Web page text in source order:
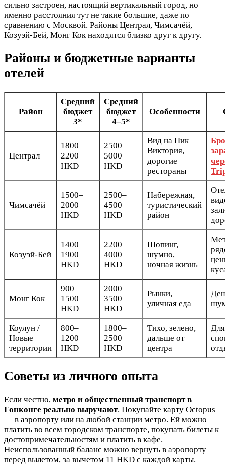
сильно застроен, настоящий вертикальный город, но
именно расстояния тут не такие большие, даже по
сравнению с Москвой. Районы Централ, Чимсачёй,
Козуэй-Бей, Монг Кок находятся близко друг к другу.
Районы и бюджетные варианты
отелей
Район
Средний
бюджет
3*
Средний
бюджет
4–5*
Особенности
Централ
1800–
2200
HKD
2500–
5000
HKD
Вид на Пик
Виктория,
дорогие
рестораны
Чимсачёй
1500–
2000
HKD
2500–
4500
HKD
Набережная,
туристический
район
Козуэй-Бей
1400–
1900
HKD
2200–
4000
HKD
Шопинг,
шумно,
ночная жизнь
Монг Кок
900–
1500
HKD
2000–
3500
HKD
Рынки,
уличная еда
Коулун /
Новые
территории
800–
1200
HKD
1800–
2500
HKD
Тихо, зелено,
дальше от
центра
Для
Советы из личного опыта
Если честно, метро и общественный транспорт в
Гонконге реально выручают. Покупайте карту Octopus
— в аэропорту или на любой станции метро. Ей можно
платить во всем городском транспорте, покупать билеты к
достопримечательностям и платить в кафе.
Неиспользованный баланс можно вернуть в аэропорту
перед вылетом, за вычетом 11 HKD с каждой карты.